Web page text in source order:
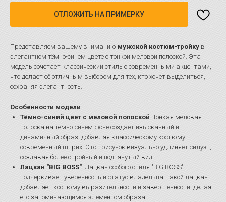
ОТЛОЖИТЬ НА ПРИМЕРКУ
Представляем вашему вниманию мужской костюм-тройку в
элегантном тёмно-синем цвете с тонкой меловой полоской. Эта
модель сочетает классический стиль с современными акцентами,
что делает её отличным выбором для тех, кто хочет выделиться,
сохраняя элегантность.
Особенности модели
Тёмно-синий цвет с меловой полоской: Тонкая меловая
полоска на тёмно-синем фоне создаёт изысканный и
динамичный образ, добавляя классическому костюму
современный штрих. Этот рисунок визуально удлиняет силуэт,
создавая более стройный и подтянутый вид.
Лацкан "BIG BOSS": Лацкан особого стиля "BIG BOSS"
подчёркивает уверенность и статус владельца. Такой лацкан
добавляет костюму выразительности и завершённости, делая
его запоминающимся элементом образа.